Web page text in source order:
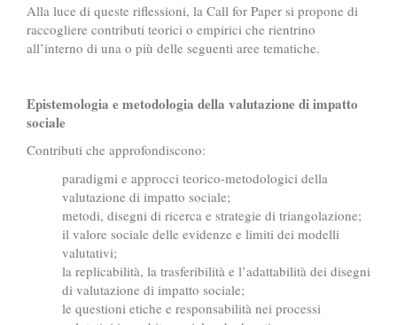
Alla luce di queste riflessioni, la Call for Paper si propone di
raccogliere contributi teorici o empirici che rientrino
all’interno di una o più delle seguenti aree tematiche.
Epistemologia e metodologia della valutazione di impatto
sociale
Contributi che approfondiscono:
paradigmi e approcci teorico-metodologici della
valutazione di impatto sociale;
metodi, disegni di ricerca e strategie di triangolazione;
il valore sociale delle evidenze e limiti dei modelli
valutativi;
la replicabilità, la trasferibilità e l’adattabilità dei disegni
di valutazione di impatto sociale;
le questioni etiche e responsabilità nei processi